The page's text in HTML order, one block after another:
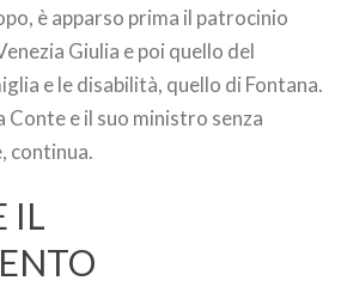
è apparso prima il patrocinio
Giulia e poi quello del
e le disabilità, quello di Fontana.
e il suo ministro senza
continua.
IL